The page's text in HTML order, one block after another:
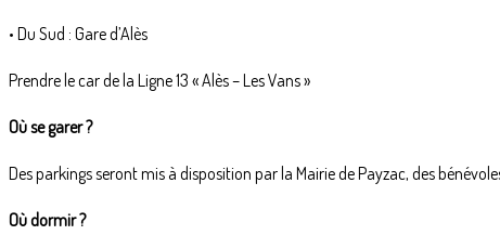
• Du Sud : Gare d’Alès
Prendre le car de la Ligne 13 « Alès – Les Vans »
Où se garer ?
Des parkings seront mis à disposition par la Mairie de Payzac, des
Où dormir ?